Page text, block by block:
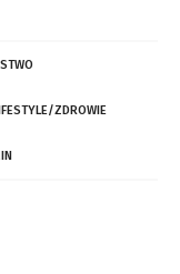
ZDROWIE